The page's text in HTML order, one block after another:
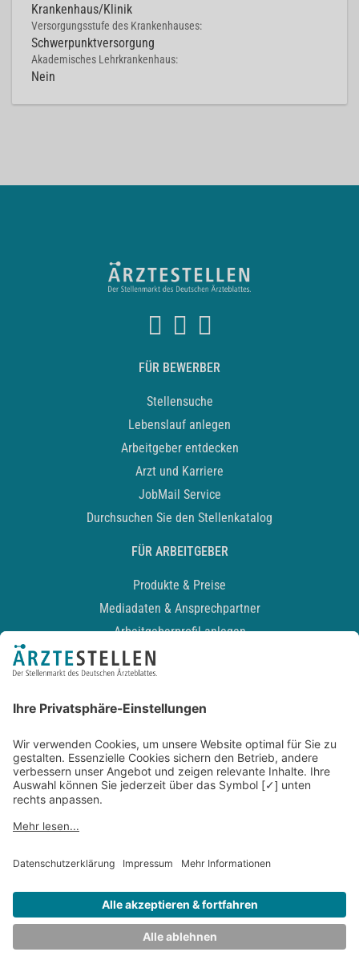
Krankenhaus/Klinik
Versorgungsstufe des Krankenhauses:
Schwerpunktversorgung
Akademisches Lehrkrankenhaus:
Nein
FÜR BEWERBER
Stellensuche
Lebenslauf anlegen
Arbeitgeber entdecken
Arzt und Karriere
JobMail Service
Durchsuchen Sie den Stellenkatalog
FÜR ARBEITGEBER
Produkte & Preise
Mediadaten & Ansprechpartner
Arbeitgeberprofil anlegen
Recruiting-Podcast
Kontakt
Datenschutz
Newsletter